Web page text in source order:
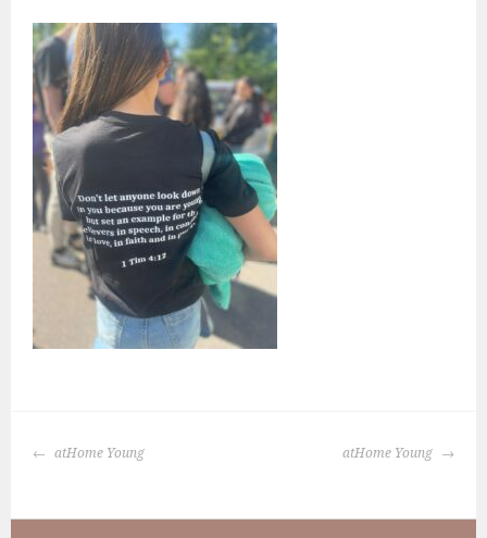
BERICHTNAVIGATIE
atHome Young atHome Young